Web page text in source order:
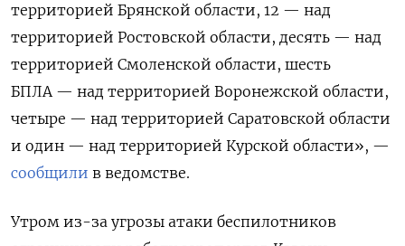
территорией Брянской области, 12 — над
территорией Ростовской области, десять — над
территорией Смоленской области, шесть
БПЛА — над территорией Воронежской области,
четыре — над территорией Саратовской области
и один — над территорией Курской области», —
сообщили в ведомстве.
Утром из-за угрозы атаки беспилотников